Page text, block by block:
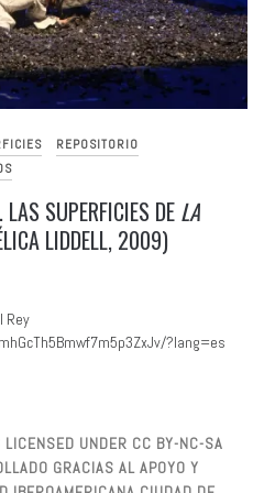
REPOSITORIO
SUPERFICIES DE LA
LIDDELL, 2009)
Rey
?lang=es
UNDER CC BY-NC-SA
GRACIAS AL APOYO Y